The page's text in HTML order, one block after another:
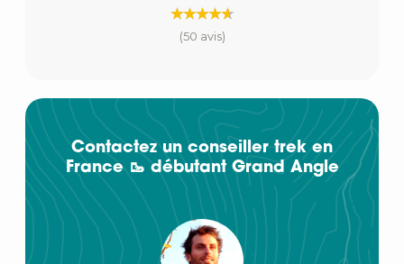
(50 avis)
Contactez un conseiller trek en
France 🥾 débutant Grand Angle